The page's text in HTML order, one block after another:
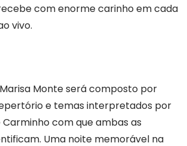
com enorme carinho em cada
vivo.
Monte será composto por
e temas interpretados por
Carminho com que ambas as
Uma noite memorável na